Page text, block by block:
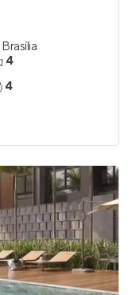
Brasília
4
4